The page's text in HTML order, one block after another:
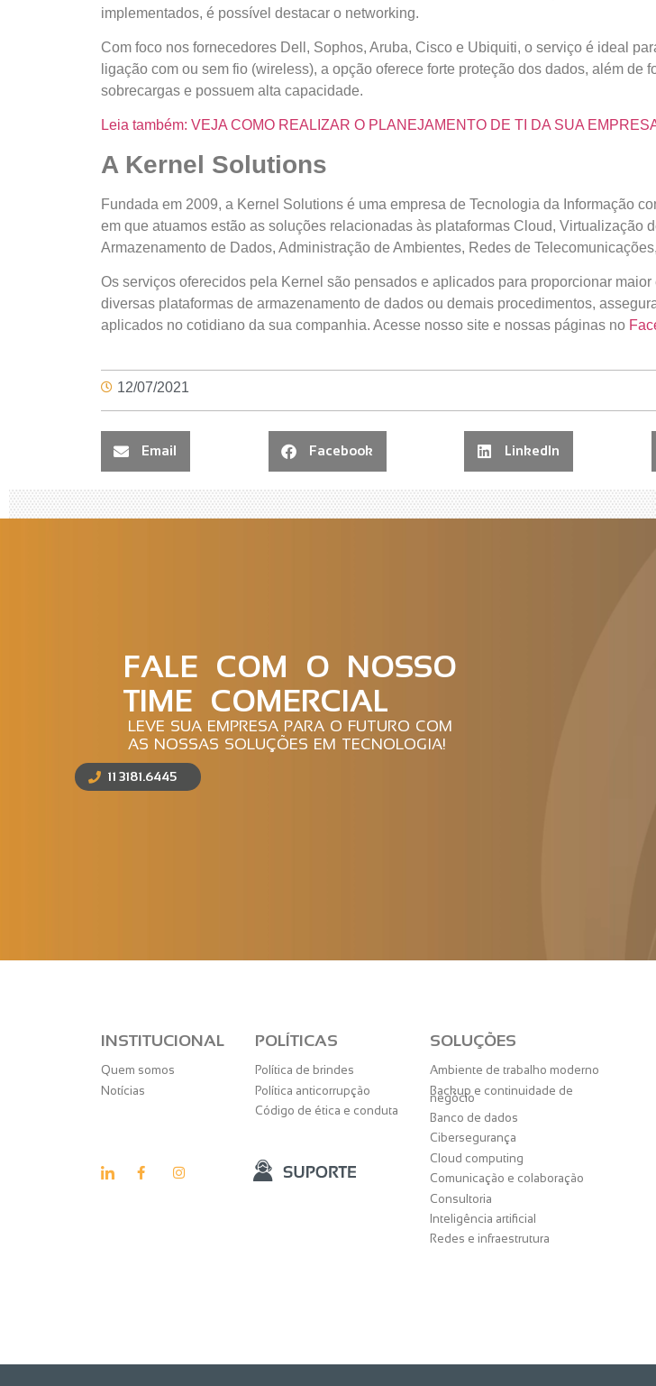
implementados, é possível destacar o networking.
Com foco nos fornecedores Dell, Sophos, Aruba, Cisco e Ubiquiti, o serviço é ideal
ligação com ou sem fio (wireless), a opção oferece forte proteção dos dados, além
sobrecargas e possuem alta capacidade.
Leia também: VEJA COMO REALIZAR O PLANEJAMENTO DE TI DA SUA
A Kernel Solutions
Fundada em 2009, a Kernel Solutions é uma empresa de Tecnologia da Informação
em que atuamos estão as soluções relacionadas às plataformas Cloud, Virtualização
Armazenamento de Dados, Administração de Ambientes, Redes de
Os serviços oferecidos pela Kernel são pensados e aplicados para proporcionar
diversas plataformas de armazenamento de dados ou demais procedimentos,
aplicados no cotidiano da sua companhia. Acesse nosso site e nossas páginas no
12/07/2021
Email Facebook LinkedIn
FALE COM O NOSSO
TIME COMERCIAL
LEVE SUA EMPRESA PARA O FUTURO COM
AS NOSSAS SOLUÇÕES EM TECNOLOGIA!
11 3181.6445
INSTITUCIONAL
Quem somos
Notícias
POLÍTICAS
Política de brindes
Política anticorrupção
Código de ética e conduta
SOLUÇÕES
Ambiente de trabalho moderno
Backup e continuidade de
negócio
Banco de dados
Cibersegurança
Cloud computing
Comunicação e colaboração
Consultoria
Inteligência artificial
Redes e infraestrutura